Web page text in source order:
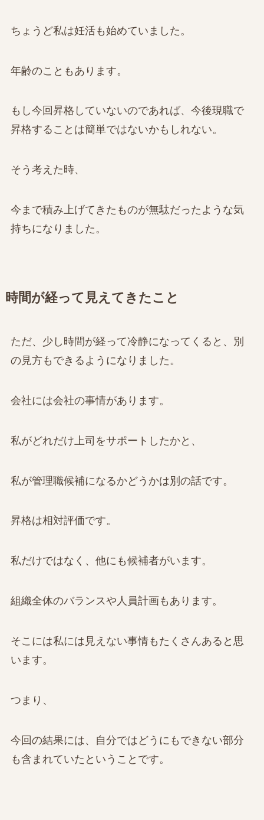
ちょうど私は妊活も始めていました。
年齢のこともあります。
もし今回昇格していないのであれば、今後現職で
昇格することは簡単ではないかもしれない。
そう考えた時、
今まで積み上げてきたものが無駄だったような気
持ちになりました。
時間が経って見えてきたこと
ただ、少し時間が経って冷静になってくると、別
の見方もできるようになりました。
会社には会社の事情があります。
私がどれだけ上司をサポートしたかと、
私が管理職候補になるかどうかは別の話です。
昇格は相対評価です。
私だけではなく、他にも候補者がいます。
組織全体のバランスや人員計画もあります。
そこには私には見えない事情もたくさんあると思
います。
つまり、
今回の結果には、自分ではどうにもできない部分
も含まれていたということです。